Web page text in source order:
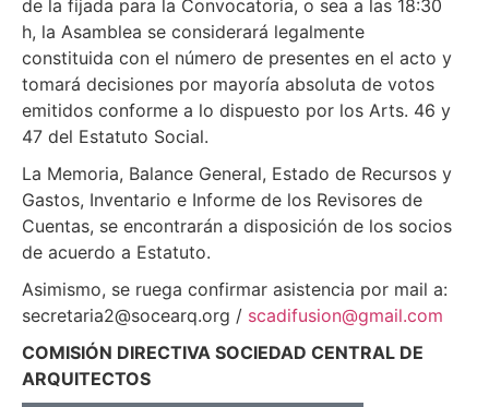
de la fijada para la Convocatoria, o sea a las 18:30
h, la Asamblea se considerará legalmente
constituida con el número de presentes en el acto y
tomará decisiones por mayoría absoluta de votos
emitidos conforme a lo dispuesto por los Arts. 46 y
47 del Estatuto Social.
La Memoria, Balance General, Estado de Recursos y
Gastos, Inventario e Informe de los Revisores de
Cuentas, se encontrarán a disposición de los socios
de acuerdo a Estatuto.
Asimismo, se ruega confirmar asistencia por mail a:
secretaria2@socearq.org / scadifusion@gmail.com
COMISIÓN DIRECTIVA SOCIEDAD CENTRAL DE
ARQUITECTOS